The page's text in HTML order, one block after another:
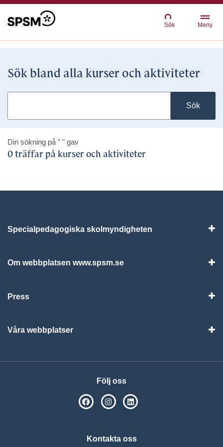
Sök Meny
Sök bland alla kurser och aktiviteter
Sök
Din sökning på " " gav
0 träffar på kurser och aktiviteter
Specialpedagogiska skolmyndigheten
Om webbplatsen www.spsm.se
Press
Våra webbplatser
Följ oss
SPSM på Facebook
SPSM på Instagram
Kontakta oss